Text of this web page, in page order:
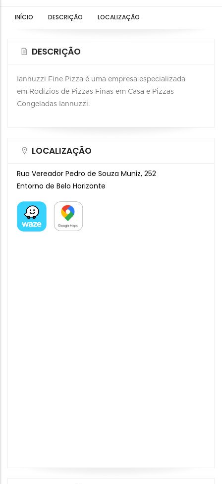
INÍCIO DESCRIÇÃO LOCALIZAÇÃO
DESCRIÇÃO
Iannuzzi Fine Pizza é uma empresa especializada
em Rodízios de Pizzas Finas em Casa e Pizzas
Congeladas Iannuzzi.
LOCALIZAÇÃO
Rua Vereador Pedro de Souza Muniz, 252
Entorno de Belo Horizonte